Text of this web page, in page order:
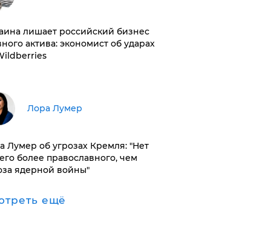
лишает российский бизнес
актива: экономист об ударах
​Лора Лумер
Лумер об угрозах Кремля: "Нет
более православного, чем
ядерной войны"
ещё